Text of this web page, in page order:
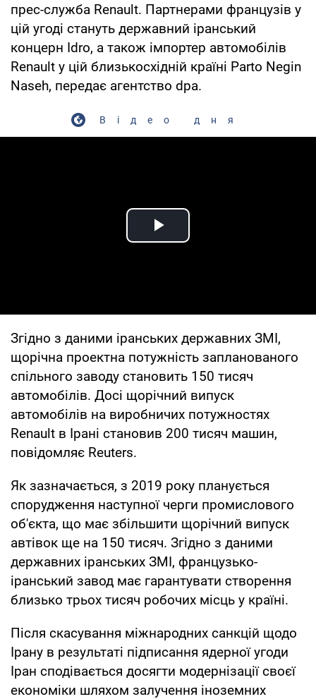
прес-служба Renault. Партнерами французів у
цій угоді стануть державний іранський
концерн Idro, а також імпортер автомобілів
Renault у цій близькосхідній країні Parto Negin
Naseh, передає агентство dpa.
Відео дня
Play Video
Згідно з даними іранських державних ЗМІ,
щорічна проектна потужність запланованого
спільного заводу становить 150 тисяч
автомобілів. Досі щорічний випуск
автомобілів на виробничих потужностях
Renault в Ірані становив 200 тисяч машин,
повідомляє Reuters.
Як зазначається, з 2019 року планується
спорудження наступної черги промислового
об'єкта, що має збільшити щорічний випуск
автівок ще на 150 тисяч. Згідно з даними
державних іранських ЗМІ, французько-
іранський завод має гарантувати створення
близько трьох тисяч робочих місць у країні.
Після скасування міжнародних санкцій щодо
Ірану в результаті підписання ядерної угоди
Іран сподівається досягти модернізації своєї
економіки шляхом залучення іноземних